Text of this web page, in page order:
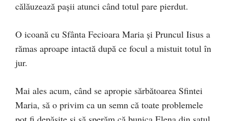
călăuzează pașii atunci când totul pare pierdut.
O icoană cu Sfânta Fecioara Maria și Pruncul Iisus a
rămas aproape intactă după ce focul a mistuit totul în
jur.
Mai ales acum, când se apropie sărbătoarea Sfintei
Maria, să o privim ca un semn că toate problemele